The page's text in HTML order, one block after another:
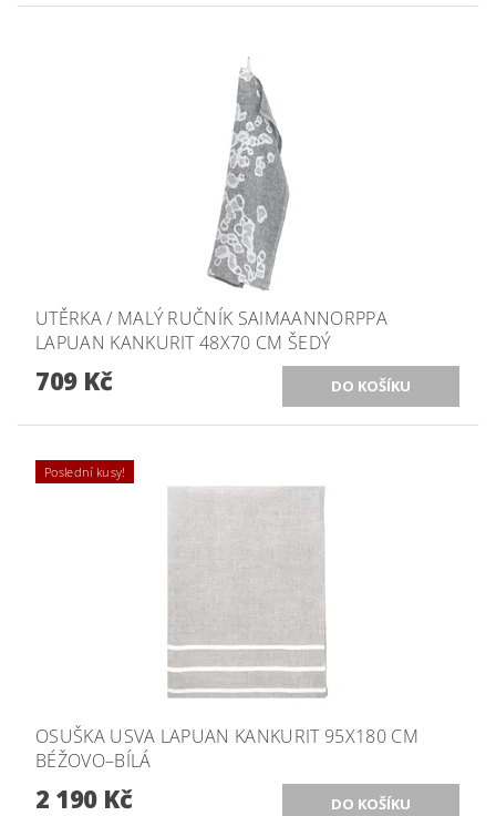
UTĚRKA / MALÝ RUČNÍK SAIMAANNORPPA
LAPUAN KANKURIT 48X70 CM ŠEDÝ
709 Kč
Poslední kusy!
OSUŠKA USVA LAPUAN KANKURIT 95X180 CM
BÉŽOVO–BÍLÁ
2 190 Kč